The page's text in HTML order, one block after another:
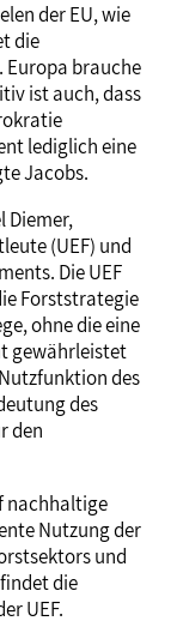
der EU, wie
die
Europa brauche
ist auch, dass
lediglich eine
Jacobs.
Diemer,
(UEF) und
Die UEF
Forststrategie
ohne die eine
gewährleistet
des
des
den
nachhaltige
Nutzung der
und
die
UEF.